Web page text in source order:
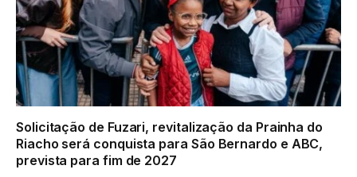
Solicitação de Fuzari, revitalização da Prainha do
Riacho será conquista para São Bernardo e ABC,
prevista para fim de 2027